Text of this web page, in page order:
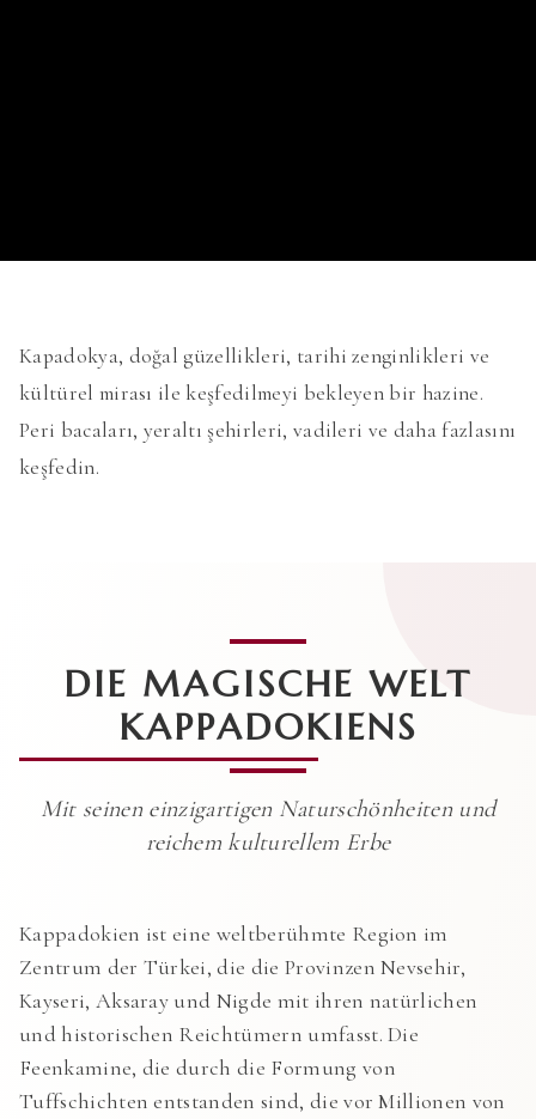
Kapadokya, doğal güzellikleri, tarihi zenginlikleri ve
kültürel mirası ile keşfedilmeyi bekleyen bir hazine.
Peri bacaları, yeraltı şehirleri, vadileri ve daha fazlasını
keşfedin.
DIE MAGISCHE WELT
KAPPADOKIENS
Mit seinen einzigartigen Naturschönheiten und
reichem kulturellem Erbe
Kappadokien ist eine weltberühmte Region im
Zentrum der Türkei, die die Provinzen Nevsehir,
Kayseri, Aksaray und Nigde mit ihren natürlichen
und historischen Reichtümern umfasst. Die
Feenkamine, die durch die Formung von
Tuffschichten entstanden sind, die vor Millionen von